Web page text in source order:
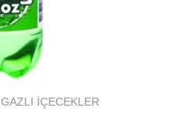
GAZLI İÇECEKLER